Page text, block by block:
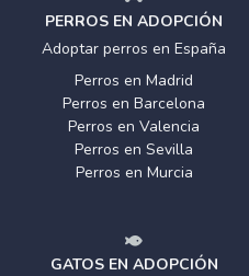
PERROS EN ADOPCIÓN
Adoptar perros en España
Perros en Madrid
Perros en Barcelona
Perros en Valencia
Perros en Sevilla
Perros en Murcia
GATOS EN ADOPCIÓN